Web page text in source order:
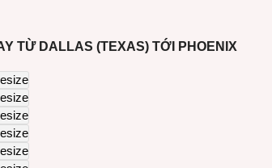
TỪ DALLAS (TEXAS) TỚI PHOENIX